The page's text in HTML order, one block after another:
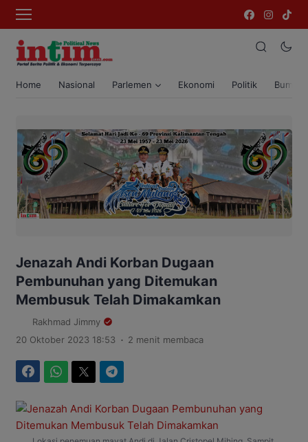
Home Nasional Parlemen Ekonomi Politik Bumi
Jenazah Andi Korban Dugaan
Pembunuhan yang Ditemukan
Membusuk Telah Dimakamkan
Rakhmad Jimmy
20 Oktober 2023 18:53 . 2 menit membaca